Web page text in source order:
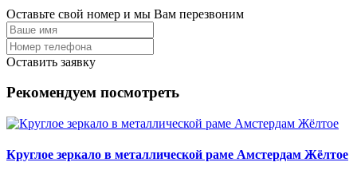
Оставьте свой номер и мы Вам перезвоним
Оставить заявку
Рекомендуем посмотреть
Круглое зеркало в металлической раме Амстердам Жёлтое